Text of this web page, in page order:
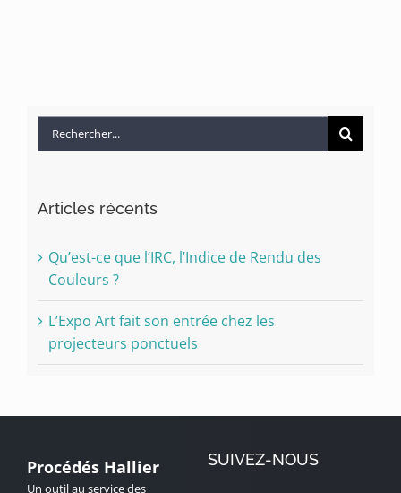
Rechercher:
Articles récents
Qu’est-ce que l’IRC, l’Indice de Rendu des
Couleurs ?
L’Expo Art fait son entrée chez les
projecteurs ponctuels
Procédés Hallier
Un outil au service des
SUIVEZ-NOUS